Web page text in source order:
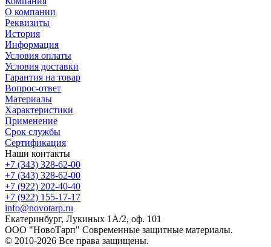
О компании
Реквизиты
История
Информация
Условия оплаты
Условия доставки
Гарантия на товар
Вопрос-ответ
Материалы
Характеристики
Применение
Срок службы
Сертификация
Наши контакты
+7 (343) 328-62-00
+7 (343) 328-62-00
+7 (922) 202-40-40
+7 (922) 155-17-17
info@novotarp.ru
Екатеринбург, Лукиных 1А/2, оф. 101
ООО "НовоТарп" Современные защитные материалы.
© 2010-2026 Все права защищены.